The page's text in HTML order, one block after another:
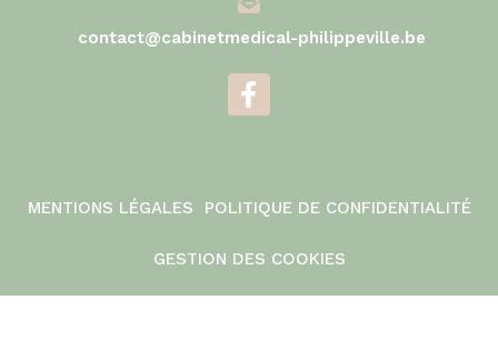
contact@cabinetmedical-philippeville.be
MENTIONS LÉGALES POLITIQUE DE CONFIDENTIALITÉ
GESTION DES COOKIES